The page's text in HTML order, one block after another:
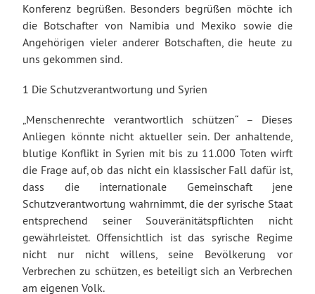
Konferenz begrüßen. Besonders begrüßen möchte ich
die Botschafter von Namibia und Mexiko sowie die
Angehörigen vieler anderer Botschaften, die heute zu
uns gekommen sind.
1 Die Schutzverantwortung und Syrien
„Menschenrechte verantwortlich schützen“ – Dieses
Anliegen könnte nicht aktueller sein. Der anhaltende,
blutige Konflikt in Syrien mit bis zu 11.000 Toten wirft
die Frage auf, ob das nicht ein klassischer Fall dafür ist,
dass die internationale Gemeinschaft jene
Schutzverantwortung wahrnimmt, die der syrische Staat
entsprechend seiner Souveränitätspflichten nicht
gewährleistet. Offensichtlich ist das syrische Regime
nicht nur nicht willens, seine Bevölkerung vor
Verbrechen zu schützen, es beteiligt sich an Verbrechen
am eigenen Volk.